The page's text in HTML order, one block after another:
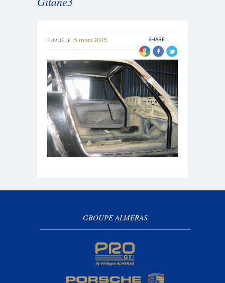
SHARE:
PUBLIÉ LE : 5 mars 2015
GROUPE ALMERAS